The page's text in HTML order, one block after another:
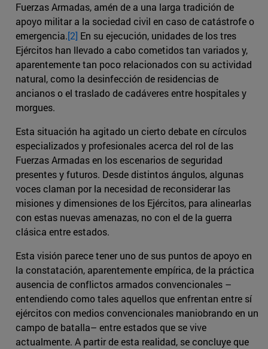
Fuerzas Armadas, amén de a una larga tradición de
apoyo militar a la sociedad civil en caso de catástrofe o
emergencia.[2] En su ejecución, unidades de los tres
Ejércitos han llevado a cabo cometidos tan variados y,
aparentemente tan poco relacionados con su actividad
natural, como la desinfección de residencias de
ancianos o el traslado de cadáveres entre hospitales y
morgues.
Esta situación ha agitado un cierto debate en círculos
especializados y profesionales acerca del rol de las
Fuerzas Armadas en los escenarios de seguridad
presentes y futuros. Desde distintos ángulos, algunas
voces claman por la necesidad de reconsiderar las
misiones y dimensiones de los Ejércitos, para alinearlas
con estas nuevas amenazas, no con el de la guerra
clásica entre estados.
Esta visión parece tener uno de sus puntos de apoyo en
la constatación, aparentemente empírica, de la práctica
ausencia de conflictos armados convencionales –
entendiendo como tales aquellos que enfrentan entre sí
ejércitos con medios convencionales maniobrando en un
campo de batalla– entre estados que se vive
actualmente. A partir de esta realidad, se concluye que